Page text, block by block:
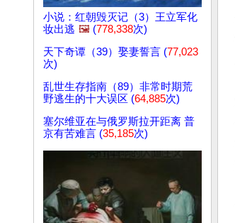
小说：红朝毁灭记（3）王立军化
妆出逃 🖼️ (778,338次)
天下奇谭（39）娶妻誓言 (77,023
次)
乱世生存指南（89）非常时期荒
野逃生的十大误区 (64,885次)
塞尔维亚在与俄罗斯拉开距离 普
京有苦难言 (35,185次)